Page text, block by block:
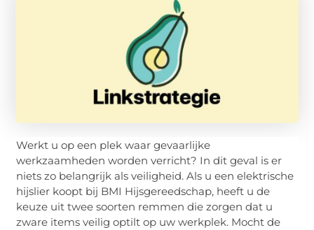
Werkt u op een plek waar gevaarlijke
werkzaamheden worden verricht? In dit geval is er
niets zo belangrijk als veiligheid. Als u een elektrische
hijslier koopt bij BMI Hijsgereedschap, heeft u de
keuze uit twee soorten remmen die zorgen dat u
zware items veilig optilt op uw werkplek. Mocht de